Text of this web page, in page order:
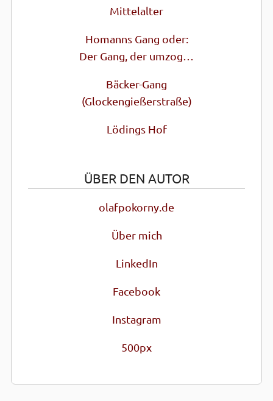
Mittel­alter
Homanns Gang oder:
Der Gang, der umzog…
Bäcker-Gang
(Glocken­gießer­straße)
Lödings Hof
ÜBER DEN AUTOR
olafpokorny.de
Über mich
LinkedIn
Facebook
Instagram
500px